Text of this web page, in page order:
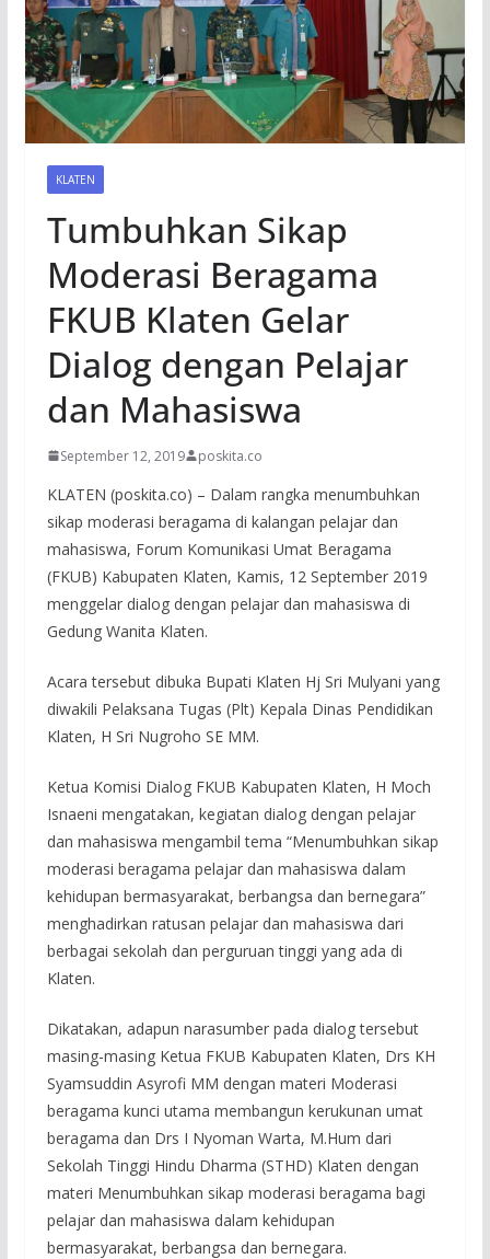
KLATEN
Tumbuhkan Sikap
Moderasi Beragama
FKUB Klaten Gelar
Dialog dengan Pelajar
dan Mahasiswa
September 12, 2019 poskita.co
KLATEN (poskita.co) – Dalam rangka menumbuhkan
sikap moderasi beragama di kalangan pelajar dan
mahasiswa, Forum Komunikasi Umat Beragama
(FKUB) Kabupaten Klaten, Kamis, 12 September 2019
menggelar dialog dengan pelajar dan mahasiswa di
Gedung Wanita Klaten.
Acara tersebut dibuka Bupati Klaten Hj Sri Mulyani yang
diwakili Pelaksana Tugas (Plt) Kepala Dinas Pendidikan
Klaten, H Sri Nugroho SE MM.
Ketua Komisi Dialog FKUB Kabupaten Klaten, H Moch
Isnaeni mengatakan, kegiatan dialog dengan pelajar
dan mahasiswa mengambil tema “Menumbuhkan sikap
moderasi beragama pelajar dan mahasiswa dalam
kehidupan bermasyarakat, berbangsa dan bernegara”
menghadirkan ratusan pelajar dan mahasiswa dari
berbagai sekolah dan perguruan tinggi yang ada di
Klaten.
Dikatakan, adapun narasumber pada dialog tersebut
masing-masing Ketua FKUB Kabupaten Klaten, Drs KH
Syamsuddin Asyrofi MM dengan materi Moderasi
beragama kunci utama membangun kerukunan umat
beragama dan Drs I Nyoman Warta, M.Hum dari
Sekolah Tinggi Hindu Dharma (STHD) Klaten dengan
materi Menumbuhkan sikap moderasi beragama bagi
pelajar dan mahasiswa dalam kehidupan
bermasyarakat, berbangsa dan bernegara.